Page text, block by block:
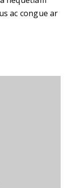
ac congue ar